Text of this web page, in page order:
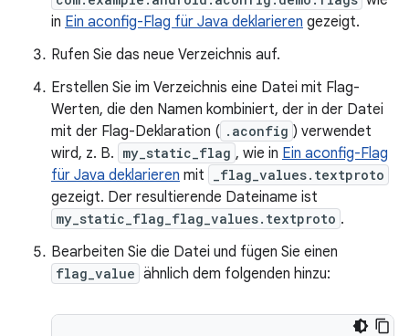
in Ein aconfig-Flag für Java deklarieren gezeigt.
Rufen Sie das neue Verzeichnis auf.
Erstellen Sie im Verzeichnis eine Datei mit Flag-
Werten, die den Namen kombiniert, der in der Datei
mit der Flag-Deklaration ( .aconfig ) verwendet
wird, z. B. my_static_flag , wie in Ein aconfig-Flag
für Java deklarieren mit _flag_values.textproto
gezeigt. Der resultierende Dateiname ist
my_static_flag_flag_values.textproto .
Bearbeiten Sie die Datei und fügen Sie einen
flag_value ähnlich dem folgenden hinzu: